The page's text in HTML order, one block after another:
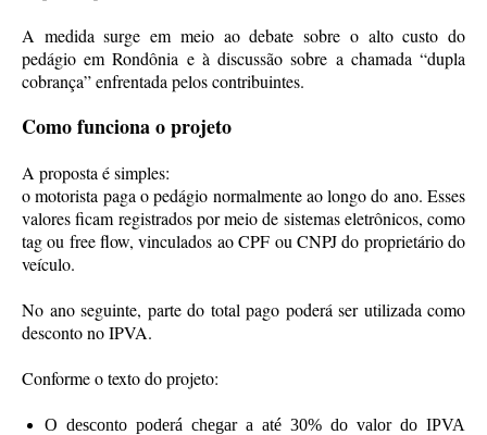
A medida surge em meio ao debate sobre o alto custo do
pedágio em Rondônia e à discussão sobre a chamada “dupla
cobrança” enfrentada pelos contribuintes.
Como funciona o projeto
A proposta é simples:
o motorista paga o pedágio normalmente ao longo do ano. Esses
valores ficam registrados por meio de sistemas eletrônicos, como
tag ou free flow, vinculados ao CPF ou CNPJ do proprietário do
veículo.
No ano seguinte, parte do total pago poderá ser utilizada como
desconto no IPVA.
Conforme o texto do projeto:
O desconto poderá chegar a até 30% do valor do IPVA